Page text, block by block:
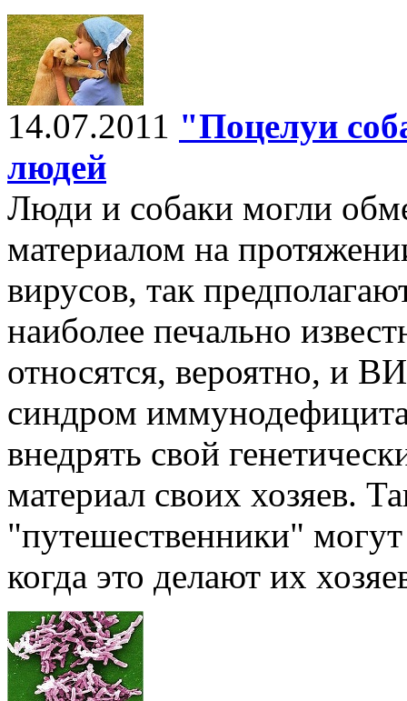
14.07.2011 "Поцелуи
людей
Люди и собаки могли
материалом на
вирусов, так
наиболее печально
относятся, вероятно, и
синдром
внедрять свой
материал своих хозяев.
"путешественники"
когда это делают их